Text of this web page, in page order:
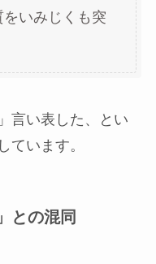
をいみじくも突
言い表した、とい
ています。
との混同